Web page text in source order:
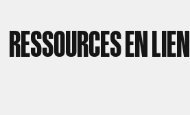
RESSOURCES EN LIEN